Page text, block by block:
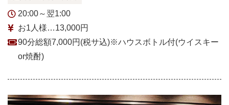
20:00～翌1:00
お1人様…13,000円
90分総額7,000円(税サ込)※ハウスボトル付(ウイスキー
or焼酎)